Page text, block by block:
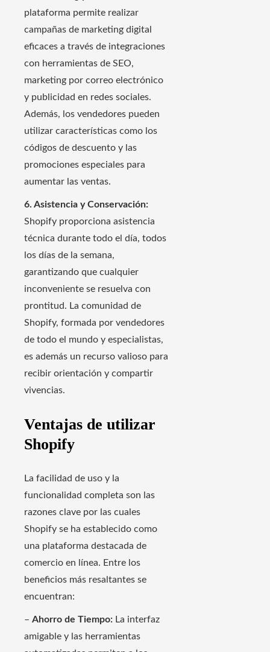
plataforma permite realizar
campañas de marketing digital
eficaces a través de integraciones
con herramientas de SEO,
marketing por correo electrónico
y publicidad en redes sociales.
Además, los vendedores pueden
utilizar características como los
códigos de descuento y las
promociones especiales para
aumentar las ventas.
6. Asistencia y Conservación:
Shopify proporciona asistencia
técnica durante todo el día, todos
los días de la semana,
garantizando que cualquier
inconveniente se resuelva con
prontitud. La comunidad de
Shopify, formada por vendedores
de todo el mundo y especialistas,
es además un recurso valioso para
recibir orientación y compartir
vivencias.
Ventajas de utilizar
Shopify
La facilidad de uso y la
funcionalidad completa son las
razones clave por las cuales
Shopify se ha establecido como
una plataforma destacada de
comercio en línea. Entre los
beneficios más resaltantes se
encuentran:
– Ahorro de Tiempo: La interfaz
amigable y las herramientas